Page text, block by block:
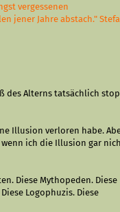
vergessenen
jener Jahre abstach."
des Alterns tatsächlich
Illusion verloren habe.
wenn ich die Illusion gar
Diese Mythopeden. Diese
Logophuzis. Diese